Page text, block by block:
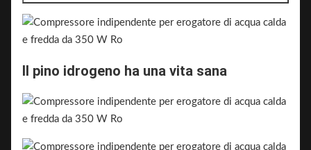
Il pino idrogeno ha una vita sana